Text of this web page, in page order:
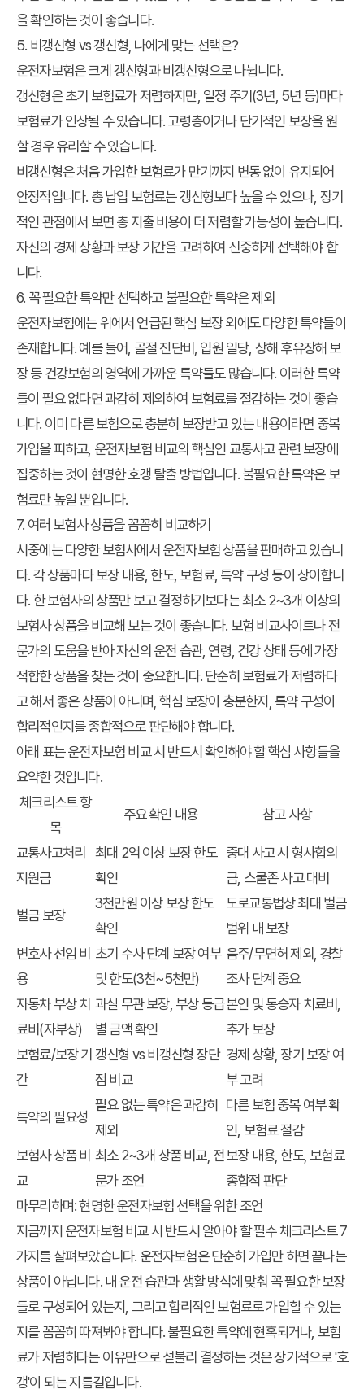
을 확인하는 것이 좋습니다.
5. 비갱신형 vs 갱신형, 나에게 맞는 선택은?
운전자보험은 크게 갱신형과 비갱신형으로 나뉩니다.
갱신형은 초기 보험료가 저렴하지만, 일정 주기(3년, 5년 등)마다
보험료가 인상될 수 있습니다. 고령층이거나 단기적인 보장을 원
할 경우 유리할 수 있습니다.
비갱신형은 처음 가입한 보험료가 만기까지 변동 없이 유지되어
안정적입니다. 총 납입 보험료는 갱신형보다 높을 수 있으나, 장기
적인 관점에서 보면 총 지출 비용이 더 저렴할 가능성이 높습니다.
자신의 경제 상황과 보장 기간을 고려하여 신중하게 선택해야 합
니다.
6. 꼭 필요한 특약만 선택하고 불필요한 특약은 제외
운전자보험에는 위에서 언급된 핵심 보장 외에도 다양한 특약들이
존재합니다. 예를 들어, 골절 진단비, 입원 일당, 상해 후유장해 보
장 등 건강보험의 영역에 가까운 특약들도 많습니다. 이러한 특약
들이 필요 없다면 과감히 제외하여 보험료를 절감하는 것이 좋습
니다. 이미 다른 보험으로 충분히 보장받고 있는 내용이라면 중복
가입을 피하고, 운전자보험 비교의 핵심인 교통사고 관련 보장에
집중하는 것이 현명한호갱 탈출방법입니다. 불필요한 특약은 보
험료만 높일 뿐입니다.
7. 여러 보험사 상품을 꼼꼼히 비교하기
시중에는 다양한 보험사에서 운전자보험 상품을 판매하고 있습니
다. 각 상품마다 보장 내용, 한도, 보험료, 특약 구성 등이 상이합니
다. 한 보험사의 상품만 보고 결정하기보다는 최소 2~3개 이상의
보험사 상품을 비교해 보는 것이 좋습니다. 보험 비교사이트나 전
문가의 도움을 받아 자신의 운전 습관, 연령, 건강 상태 등에 가장
적합한 상품을 찾는 것이 중요합니다. 단순히 보험료가 저렴하다
고 해서 좋은 상품이 아니며, 핵심 보장이 충분한지, 특약 구성이
합리적인지를 종합적으로 판단해야 합니다.
아래 표는 운전자보험 비교 시 반드시 확인해야 할 핵심 사항들을
요약한 것입니다.
체크리스트 항
목
주요 확인 내용 참고 사항
교통사고처리
지원금
최대 2억 이상 보장 한도
확인
중대 사고 시 형사합의
금, 스쿨존 사고 대비
벌금 보장
3천만원 이상 보장 한도
확인
도로교통법상 최대 벌금
범위 내 보장
변호사 선임 비
용
초기 수사 단계 보장 여부
및 한도(3천~5천만)
음주/무면허 제외, 경찰
조사 단계 중요
자동차 부상 치
료비(자부상)
과실 무관 보장, 부상 등급
별 금액 확인
본인 및 동승자 치료비,
추가 보장
보험료/보장 기
간
갱신형 vs 비갱신형 장단
점 비교
경제 상황, 장기 보장 여
부 고려
특약의 필요성
필요 없는 특약은 과감히
제외
다른 보험 중복 여부 확
인, 보험료 절감
보험사 상품 비
교
최소 2~3개 상품 비교, 전
문가 조언
보장 내용, 한도, 보험료
종합적 판단
마무리하며: 현명한 운전자보험 선택을 위한 조언
지금까지 운전자보험 비교시 반드시 알아야 할필수 체크리스트 7
가지 를 살펴보았습니다. 운전자보험은 단순히 가입만 하면 끝나는
상품이 아닙니다. 내 운전 습관과 생활 방식에 맞춰 꼭 필요한 보장
들로 구성되어 있는지, 그리고 합리적인 보험료로 가입할 수 있는
지를 꼼꼼히 따져봐야 합니다. 불필요한 특약에 현혹되거나, 보험
료가 저렴하다는 이유만으로 섣불리 결정하는 것은 장기적으로 '호
갱'이 되는 지름길입니다.